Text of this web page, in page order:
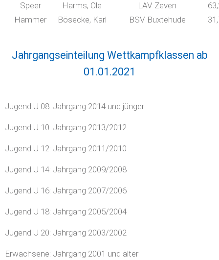
Speer Harms, Ole LAV Zeven
Hammer
Bösecke, Karl BSV Buxtehude
Jahrgangseinteilung Wettkampfklassen ab
01.01.2021
Jugend U 08: Jahrgang 2014 und jünger
Jugend U 10: Jahrgang 2013/2012
Jugend U 12: Jahrgang 2011/2010
Jugend U 14: Jahrgang 2009/2008
Jugend U 16: Jahrgang 2007/2006
Jugend U 18: Jahrgang 2005/2004
Jugend U 20: Jahrgang 2003/2002
Erwachsene: Jahrgang 2001 und älter